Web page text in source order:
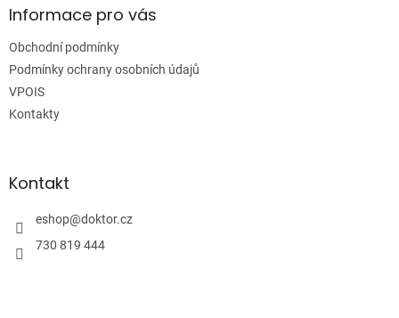
aInformace pro vás
Obchodní podmínky
Podmínky ochrany osobních údajů
VPOIS
Kontakty
Kontakt
eshop@doktor.cz
730 819 444